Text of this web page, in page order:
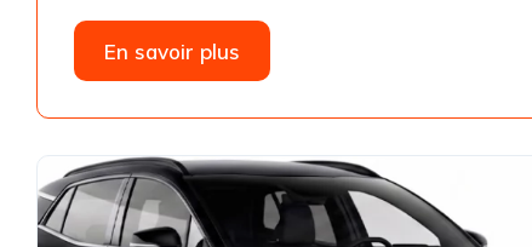
En savoir plus